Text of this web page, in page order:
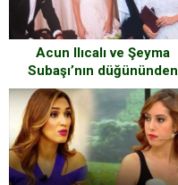
Acun Ilıcalı ve Şeyma
Subaşı’nın düğününden
fotoğraflar